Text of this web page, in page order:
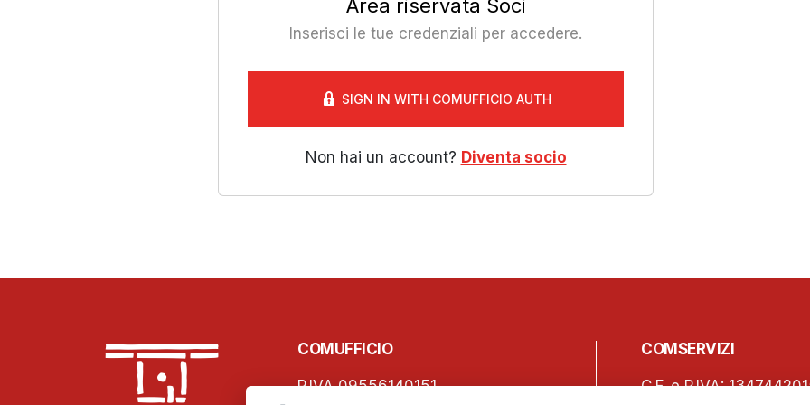
Area riservata Soci
Inserisci le tue credenziali per accedere.
SIGN IN WITH COMUFFICIO AUTH
Non hai un account? Diventa socio
COMUFFICIO
P.IVA 09556140151
COMSERVIZI
C.F. e P.IVA: